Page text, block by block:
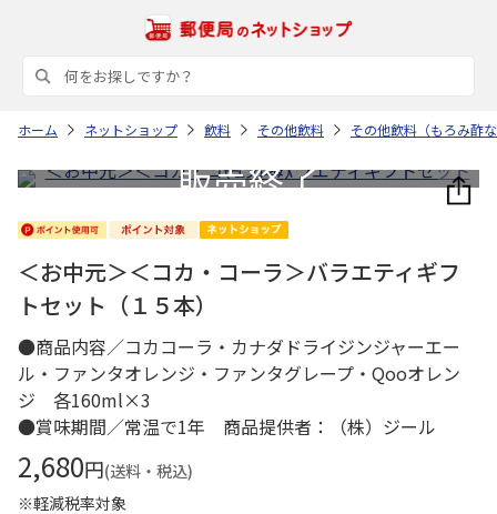
ホーム ネットショップ 飲料 その他飲料 その他飲料（もろみ酢
＜お中元＞＜コカ・コーラ＞バラエティギフ
トセット（１５本）
●商品内容／コカコーラ・カナダドライジンジャーエー
ル・ファンタオレンジ・ファンタグレープ・Qooオレン
ジ 各160ml×3
●賞味期間／常温で1年 商品提供者：（株）ジール
2,680円(送料・税込)
※軽減税率対象